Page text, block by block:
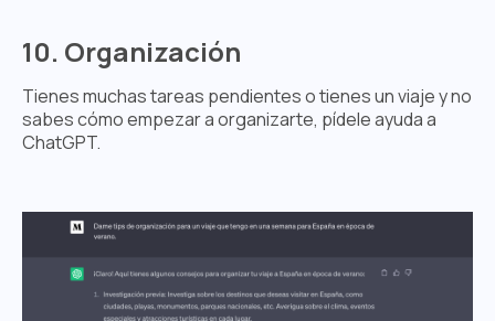
10. Organización
Tienes muchas tareas pendientes o tienes un viaje y no
sabes cómo empezar a organizarte, pídele ayuda a
ChatGPT.